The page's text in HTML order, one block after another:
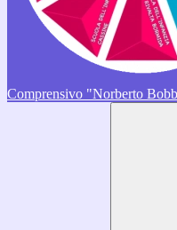
Comprensivo "Norberto